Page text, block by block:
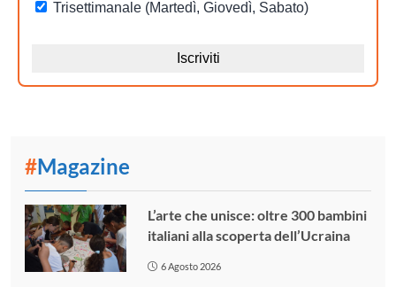
#Magazine
L’arte che unisce: oltre 300 bambini
italiani alla scoperta dell’Ucraina
6 Agosto 2026